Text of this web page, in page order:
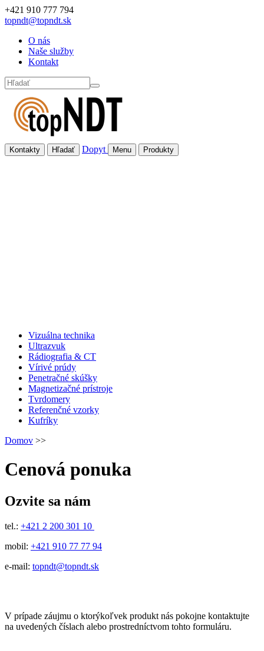
Skočiť na hlavný obsah
+421 910 777 794
topndt@topndt.sk
O nás
Naše služby
Kontakt
Hľadať
Kontakty Hľadať Dopyt Menu Produkty
Vizuálna technika
Ultrazvuk
Rádiografia & CT
Vírivé prúdy
Penetračné skúšky
Magnetizačné prístroje
Tvrdomery
Referenčné vzorky
Kufríky
Domov >>
Cenová ponuka
Ozvite sa nám
tel.: +421 2 200 301 10
mobil: +421 910 77 77 94
e-mail: topndt@topndt.sk
V prípade záujmu o ktorýkoľvek produkt nás pokojne kontaktujte
na uvedených číslach alebo prostredníctvom tohto formuláru.